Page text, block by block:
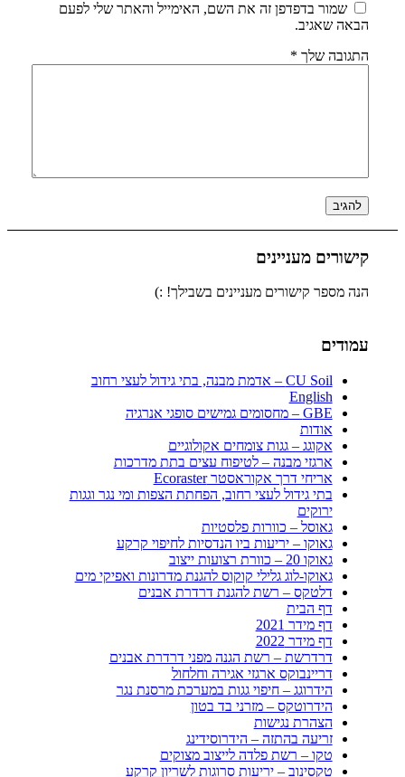
שמור בדפדפן זה את השם, האימייל והאתר שלי לפעם
הבאה שאגיב.
התגובה שלך *
קישורים מעניינים
הנה מספר קישורים מעניינים בשבילך! :)
עמודים
CU Soil – אדמת מבנה, בתי גידול לעצי רחוב
English
GBE – מחסומים גמישים סופגי אנרגיה
אודות
אקוגג – גגות צומחים אקולוגיים
ארגזי מבנה – לטיפוח עצים בתת מדרכות
אריחי דרך אקוראסטר Ecoraster
בתי גידול לעצי רחוב, הפחתת הצפות ומי נגר וגגות
ירוקים
גאוסל – כוורות פלסטיות
גאוקו – יריעות ביו הנדסיות לחיפוי קרקע
גאוקו 20 – כוורת רצועות ייצוב
גאוקו-לוג גלילי קוקוס להגנת מדרונות ואפיקי מים
דלטקס – רשת להגנת דרדרת אבנים
דף הבית
דף מידר 2021
דף מידר 2022
דרדרשת – רשת הגנה מפני דרדרת אבנים
דריינבוקס ארגזי אגירה וחלחול
הידרוגג – חיפוי גגות במערכת מרסנת נגר
הידרוטקס – מזרני בד בטון
הצהרת נגישות
זריעה בהתזה – הידרוסידינג
טקו – רשת פלדה לייצוב מצוקים
טקסינוב – יריעות סרוגות לשריון קרקע